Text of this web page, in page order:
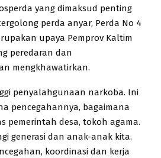
yang dimaksud penting
perda anyar, Perda No 4
upaya Pemprov Kaltim
peredaran dan
mengkhawatirkan.
penyalahgunaan narkoba. Ini
pencegahannya, bagaimana
pemerintah desa, tokoh agama.
generasi dan anak-anak kita.
koordinasi dan kerja